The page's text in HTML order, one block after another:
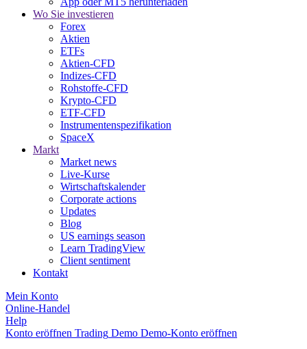
Wo Sie investieren
Forex
Aktien
ETFs
Aktien-CFD
Indizes-CFD
Rohstoffe-CFD
Krypto-CFD
ETF-CFD
Instrumentenspezifikation
SpaceX
Markt
Market news
Live-Kurse
Wirtschaftskalender
Corporate actions
Updates
Blog
US earnings season
Learn TradingView
Client sentiment
Kontakt
Mein Konto
Online-Handel
Help
Konto eröffnen Trading Demo Demo-Konto eröffnen